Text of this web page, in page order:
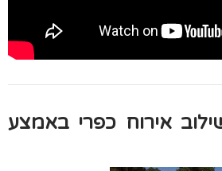
אירוח כפרי באמצע